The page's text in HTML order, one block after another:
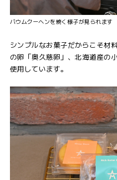
バウムクーヘンを焼く様子が見られます
シンプルなお菓子だからこそ材
の卵「奥久慈卵」、北海道産の
使用しています。